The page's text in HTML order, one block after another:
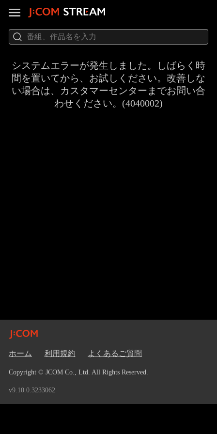
システムエラーが発生しました。しばらく時
間を置いてから、お試しください。改善しな
い場合は、カスタマーセンターまでお問い合
わせください。(4040002)
ホーム 利用規約 よくあるご質問
Copyright © JCOM Co., Ltd. All Rights Reserved.
v9.10.0.3233062